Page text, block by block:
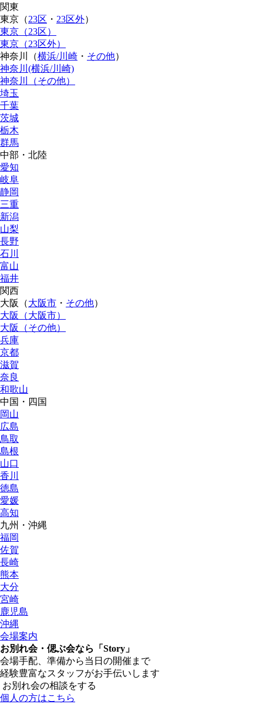
関東
東京（23区 ・ 23区外）
東京（23区）
東京（23区外）
神奈川（横浜/川崎 ・ その他）
神奈川(横浜/川崎)
神奈川（その他）
埼玉
千葉
茨城
栃木
群馬
中部・北陸
愛知
岐阜
静岡
三重
新潟
山梨
長野
石川
富山
福井
関西
大阪（大阪市 ・ その他）
大阪（大阪市）
大阪（その他）
兵庫
京都
滋賀
奈良
和歌山
中国・四国
岡山
広島
鳥取
島根
山口
香川
徳島
愛媛
高知
九州・沖縄
福岡
佐賀
長崎
熊本
大分
宮崎
鹿児島
沖縄
会場案内
お別れ会・偲ぶ会なら「Story」
会場手配、準備から当日の開催まで
経験豊富なスタッフがお手伝いします
お別れ会の相談をする
個人の方はこちら